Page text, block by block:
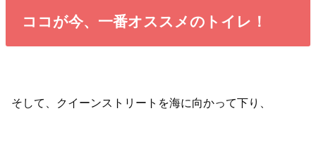
ココが今、一番オススメのトイレ！
そして、クイーンストリートを海に向かって下り、